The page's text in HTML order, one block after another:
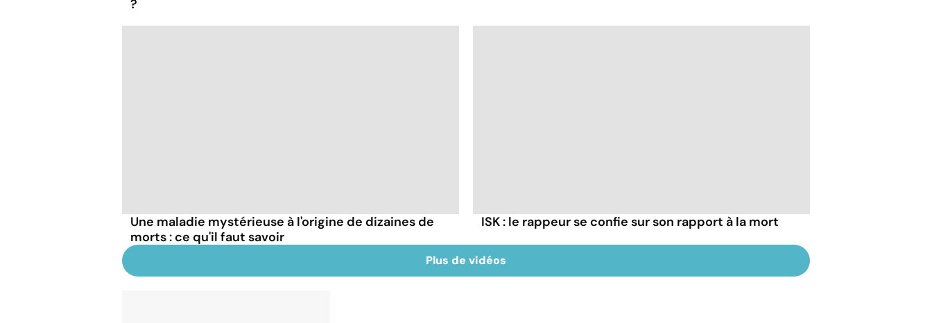
?
Une maladie mystérieuse à l'origine de dizaines de
morts : ce qu'il faut savoir
ISK : le rappeur se confie sur son rapport à la mort
Plus de vidéos